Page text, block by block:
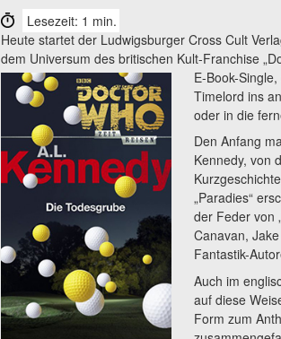
Lesezeit: 1 min.
Heute startet der Ludwigsburger Cross Cult
dem Universum des britischen Kult-Franchise
E-Book-
Timelord ins
oder in die
Den Anfang
Kennedy, von
„Paradies“
der Feder von
Canavan,
Fantastik-
Auch im
auf diese
Form zum